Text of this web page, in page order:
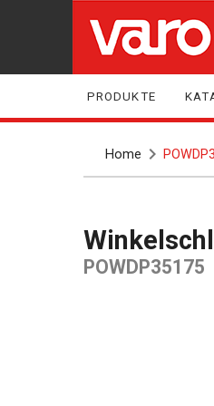
PRODUKTE
Home
POWDP35175